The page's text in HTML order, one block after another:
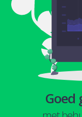
Goed